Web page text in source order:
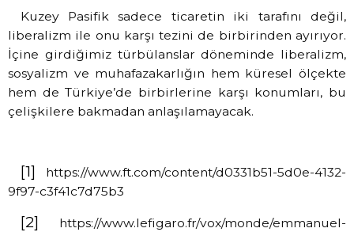
Kuzey Pasifik sadece ticaretin iki tarafını değil,
liberalizm ile onu karşı tezini de birbirinden ayırıyor.
İçine girdiğimiz türbülanslar döneminde liberalizm,
sosyalizm ve muhafazakarlığın hem küresel ölçekte
hem de Türkiye’de birbirlerine karşı konumları, bu
çelişkilere bakmadan anlaşılamayacak.
[1] https://www.ft.com/content/d0331b51-5d0e-4132-
9f97-c3f41c7d75b3
[2] https://www.lefigaro.fr/vox/monde/emmanuel-